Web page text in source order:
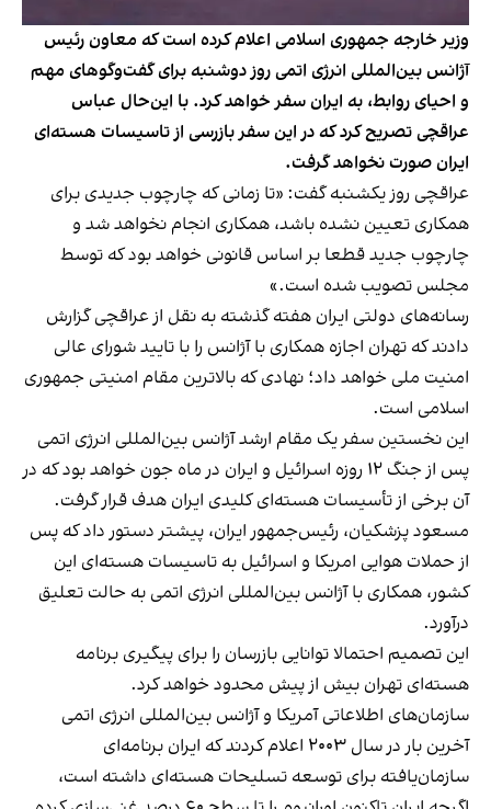
وزیر خارجه جمهوری اسلامی اعلام کرده است که معاون رئیس
آژانس بین‌المللی انرژی اتمی روز دوشنبه برای گفت‌وگوهای مهم
و احیای روابط، به ایران سفر خواهد کرد. با این‌حال عباس
عراقچی تصریح کرد که در این سفر بازرسی از تاسیسات هسته‌ای
ایران صورت نخواهد گرفت.
عراقچی روز یکشنبه گفت: «تا زمانی که چارچوب جدیدی برای
همکاری تعیین نشده باشد، همکاری‌ انجام نخواهد شد و
چارچوب جدید قطعا بر اساس قانونی خواهد بود که توسط
مجلس تصویب شده است.»
رسانه‌های دولتی ایران هفته گذشته به نقل از عراقچی گزارش
دادند که تهران اجازه همکاری با آژانس را با تایید شورای عالی
امنیت ملی خواهد داد؛ نهادی که بالاترین مقام امنیتی جمهوری
اسلامی است.
این نخستین سفر یک مقام ارشد آژانس بین‌المللی انرژی اتمی
پس از جنگ ۱۲ روزه اسرائیل و ایران در ماه جون خواهد بود که در
آن برخی از تأسیسات هسته‌ای کلیدی ایران هدف قرار گرفت.
مسعود پزشکیان، رئیس‌جمهور ایران، پیشتر دستور داد که پس
از حملات هوایی امریکا و اسرائیل به تاسیسات هسته‌ای این
کشور، همکاری با آژانس بین‌المللی انرژی اتمی به حالت تعلیق
درآورد.
این تصمیم احتمالا توانایی بازرسان را برای پیگیری برنامه
هسته‌ای تهران بیش از پیش محدود خواهد کرد.
سازمان‌های اطلاعاتی آمریکا و آژانس بین‌المللی انرژی اتمی
آخرین بار در سال ۲۰۰۳ اعلام کردند که ایران برنامه‌ای
سازمان‌یافته برای توسعه تسلیحات هسته‌ای داشته است،